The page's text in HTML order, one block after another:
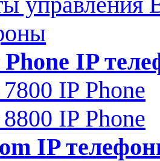
IP
IP Phone
IP Phone
IP